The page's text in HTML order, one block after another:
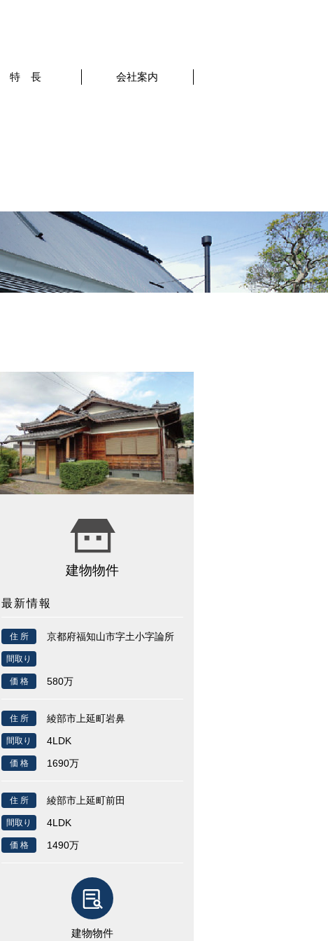
特 長 会社案内
建物物件
最新情報
住 所 京都府福知山市字土小字論所
間取り
価 格 580万
住 所 綾部市上延町岩鼻
間取り 4LDK
価 格 1690万
住 所 綾部市上延町前田
間取り 4LDK
価 格 1490万
建物物件